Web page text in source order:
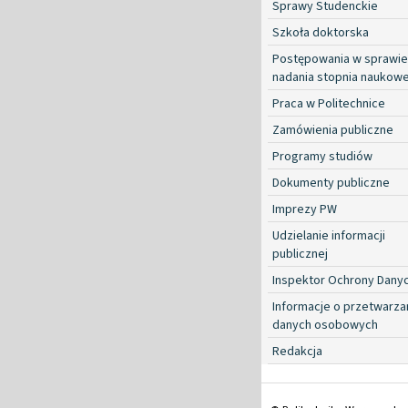
Sprawy Studenckie
Szkoła doktorska
Postępowania w sprawie
nadania stopnia
Praca w Politechnice
Zamówienia publiczne
Programy studiów
Dokumenty publiczne
Imprezy PW
Udzielanie informacji
publicznej
Inspektor Ochrony
Informacje o
danych osobowych
Redakcja